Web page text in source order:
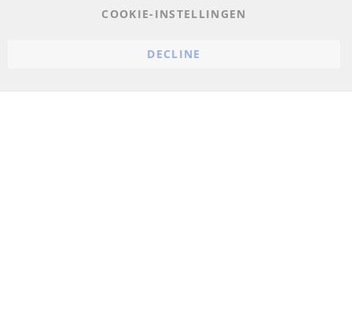
COOKIE-INSTELLINGEN
DECLINE